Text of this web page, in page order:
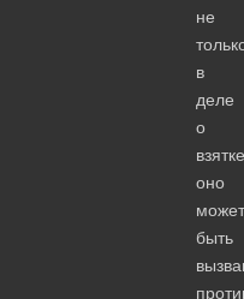
не
в
деле
о
оно
может
быть